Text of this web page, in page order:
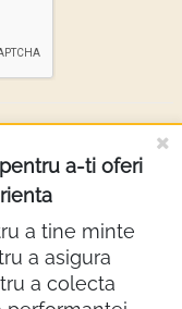
a-ti oferi
a tine minte
a asigura
a colecta